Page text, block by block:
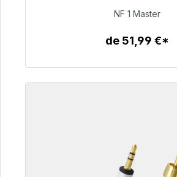
99,00 €
NF 1 Master
de 51,99 €*